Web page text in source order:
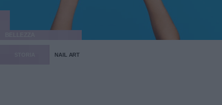
NAIL ART